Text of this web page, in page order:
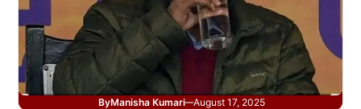
ByManisha Kumari—August 17, 2025